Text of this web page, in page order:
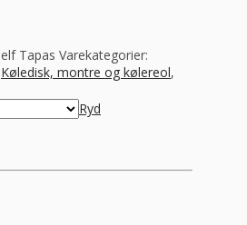
Tapas Varekategorier:
Køledisk, montre og kølereol,
Ryd